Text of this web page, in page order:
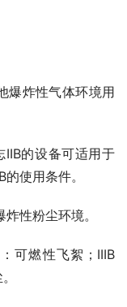
炸性气体环境用
的设备可适用于
使用条件。
性粉尘环境。
可燃性飞絮；IIIB